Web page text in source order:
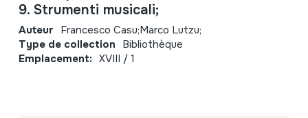
9. Strumenti musicali;
Auteur Francesco Casu;Marco Lutzu;
Type de collection Bibliothèque
Emplacement: XVIII / 1